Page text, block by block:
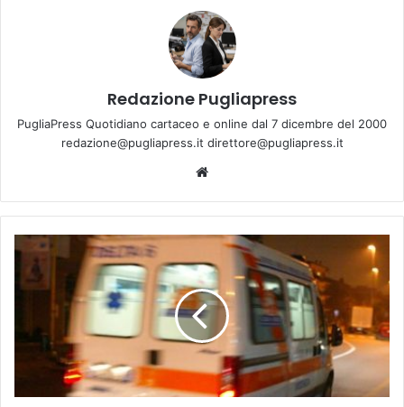
Redazione Pugliapress
PugliaPress Quotidiano cartaceo e online dal 7 dicembre del 2000
redazione@pugliapress.it direttore@pugliapress.it
te
o